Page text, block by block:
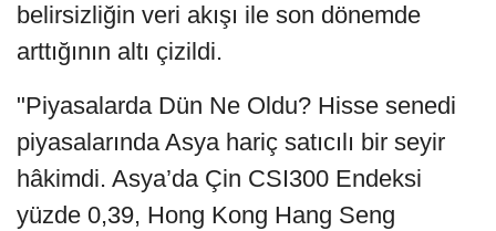
belirsizliğin veri akışı ile son dönemde
arttığının altı çizildi.
"Piyasalarda Dün Ne Oldu? Hisse senedi
piyasalarında Asya hariç satıcılı bir seyir
hâkimdi. Asya’da Çin CSI300 Endeksi
yüzde 0,39, Hong Kong Hang Seng